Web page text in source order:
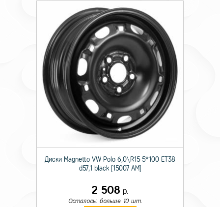
Диски Magnetto VW Polo 6,0\R15 5*100 ET38
d57,1 black [15007 AM]
2 508 р.
Осталось: больше 10 шт.